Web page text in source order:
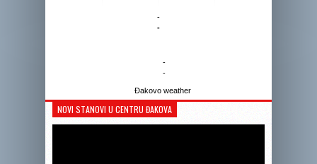
-
-
-
-
Đakovo weather
NOVI STANOVI U CENTRU ĐAKOVA